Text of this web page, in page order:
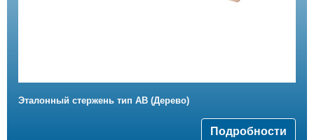
Эталонный стержень тип АВ (Дерево)
Подробности